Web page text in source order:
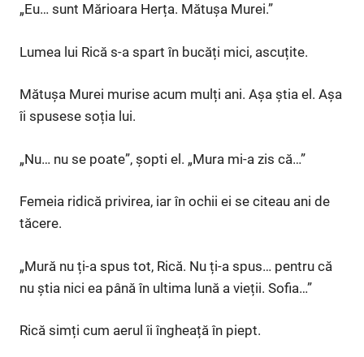
„Eu… sunt Mărioara Herța. Mătușa Murei.”
Lumea lui Rică s-a spart în bucăți mici, ascuțite.
Mătușa Murei murise acum mulți ani. Așa știa el. Așa
îi spusese soția lui.
„Nu… nu se poate”, șopti el. „Mura mi-a zis că…”
Femeia ridică privirea, iar în ochii ei se citeau ani de
tăcere.
„Mură nu ți-a spus tot, Rică. Nu ți-a spus… pentru că
nu știa nici ea până în ultima lună a vieții. Sofia…”
Rică simți cum aerul îi îngheață în piept.